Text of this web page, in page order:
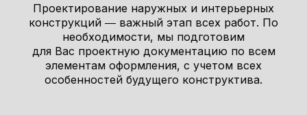
Проектирование наружных и интерьерных
конструкций ― важный этап всех работ. По
необходимости, мы подготовим
для Вас проектную документацию по всем
элементам оформления, с учетом всех
особенностей будущего конструктива.